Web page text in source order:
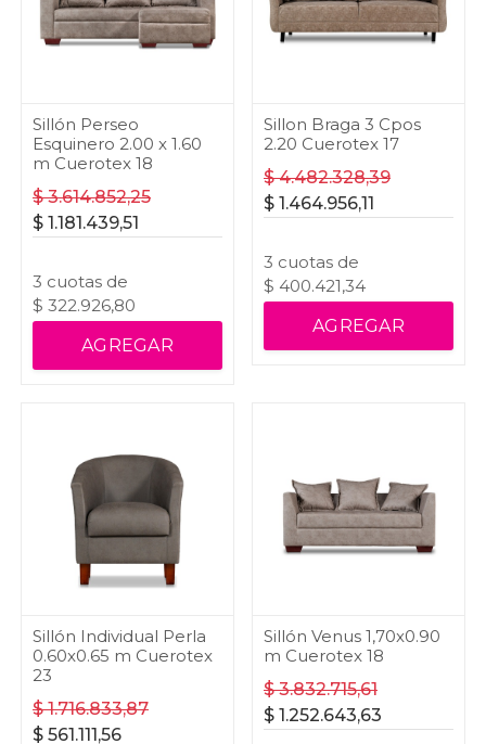
Sillón Perseo
Esquinero 2.00 x 1.60
m Cuerotex 18
$3.614.852,25
$ 1.181.439,51
3 cuotas de
$ 322.926,80
AGREGAR
Sillon Braga 3 Cpos
2.20 Cuerotex 17
$4.482.328,39
$ 1.464.956,11
3 cuotas de
$ 400.421,34
AGREGAR
Sillón Individual Perla
0.60x0.65 m Cuerotex
23
$1.716.833,87
$ 561.111,56
Sillón Venus 1,70x0.90
m Cuerotex 18
$3.832.715,61
$ 1.252.643,63